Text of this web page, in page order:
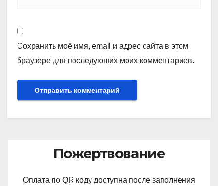
Сохранить моё имя, email и адрес сайта в этом
браузере для последующих моих комментариев.
Пожертвование
Оплата по QR коду доступна после заполнения